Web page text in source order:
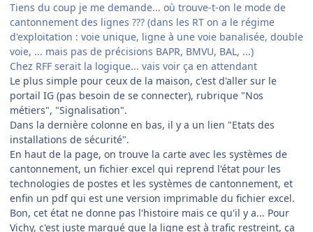
Tiens du coup je me demande... où trouve-t-on le mode de
cantonnement des lignes ??? (dans les RT on a le régime
d'exploitation : voie unique, ligne à une voie banalisée, double
voie, ... mais pas de précisions BAPR, BMVU, BAL, ...)
Chez RFF serait la logique... vais voir ça en attendant
Le plus simple pour ceux de la maison, c'est d'aller sur le
portail IG (pas besoin de se connecter), rubrique "Nos
métiers", "Signalisation".
Dans la dernière colonne en bas, il y a un lien "Etats des
installations de sécurité".
En haut de la page, on trouve la carte avec les systèmes de
cantonnement, un fichier excel qui reprend l'état pour les
technologies de postes et les systèmes de cantonnement, et
enfin un pdf qui est une version imprimable du fichier excel.
Bon, cet état ne donne pas l'histoire mais ce qu'il y a... Pour
Vichy, c'est juste marqué que la ligne est à trafic restreint, ça